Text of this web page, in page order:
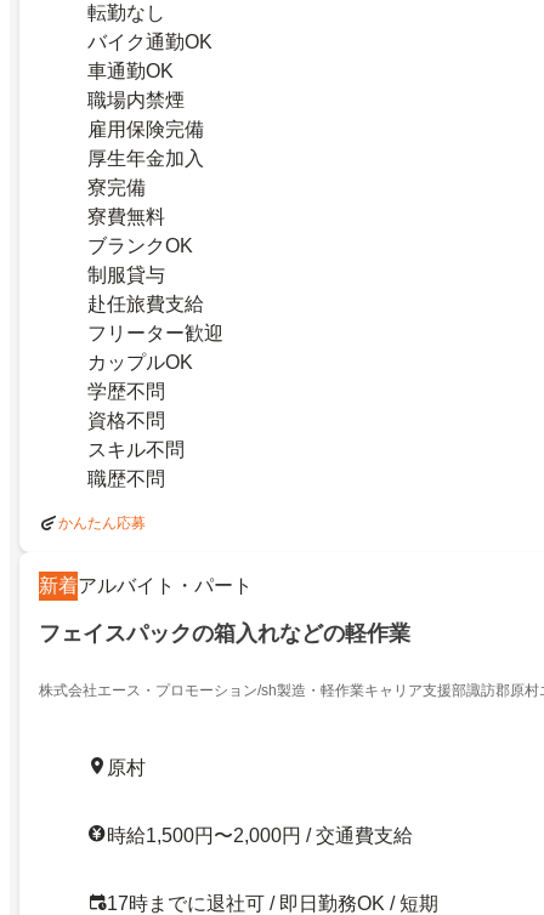
転勤なし
バイク通勤OK
車通勤OK
職場内禁煙
雇用保険完備
厚生年金加入
寮完備
寮費無料
ブランクOK
制服貸与
赴任旅費支給
フリーター歓迎
カップルOK
学歴不問
資格不問
スキル不問
職歴不問
かんたん応募
新着アルバイト・パート
フェイスパックの箱入れなどの軽作業
株式会社エース・プロモーション/sh製造・軽作業キャリア支援部諏訪郡原村
原村
時給1,500円〜2,000円 / 交通費支給
17時までに退社可 / 即日勤務OK / 短期